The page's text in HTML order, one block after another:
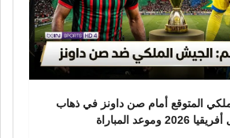
المتوقع أمام صن داونز في ذهاب
المباراة